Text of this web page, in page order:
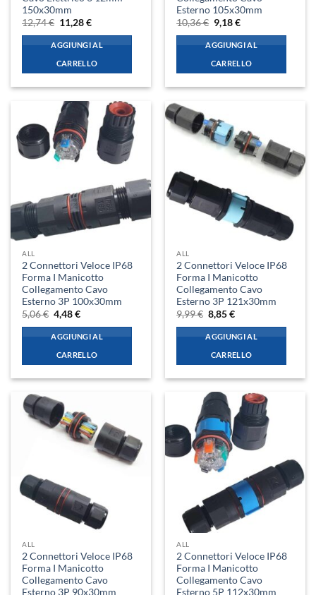
150x30mm
12,74€ Il
prezzo
originale
era:
12,74 €.
11,28€Il
attuale
è:
11,28 €.
AGGIUNGI AL
CARRELLO
Esterno 105x30mm
10,36€ Il
prezzo
originale
era:
10,36 €.
9,18€Il
attuale
è:
9,18 €.
AGGIUNGI AL
CARRELLO
ALL
2 Connettori Veloce IP68
Forma I Manicotto
Collegamento Cavo
Esterno 3P 100x30mm
5,06€ Il
prezzo
originale
era:
5,06 €.
4,48€Il
attuale
è:
4,48 €.
AGGIUNGI AL
CARRELLO
ALL
2 Connettori Veloce IP68
Forma I Manicotto
Collegamento Cavo
Esterno 3P 121x30mm
9,99€ Il
prezzo
originale
era:
9,99 €.
8,85€Il
attuale
è:
8,85 €.
AGGIUNGI AL
CARRELLO
ALL
2 Connettori Veloce IP68
Forma I Manicotto
Collegamento Cavo
Esterno 3P 90x30mm
ALL
2 Connettori Veloce IP68
Forma I Manicotto
Collegamento Cavo
Esterno 5P 112x30mm